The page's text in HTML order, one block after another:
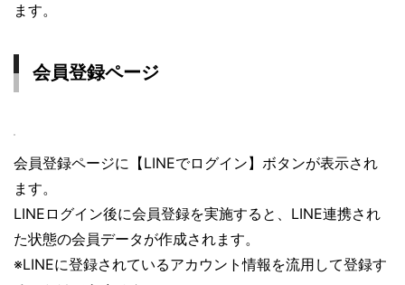
ます。
会員登録ページ
会員登録ページに【LINEでログイン】ボタンが表示され
ます。
LINEログイン後に会員登録を実施すると、LINE連携され
た状態の会員データが作成されます。
※LINEに登録されているアカウント情報を流用して登録す